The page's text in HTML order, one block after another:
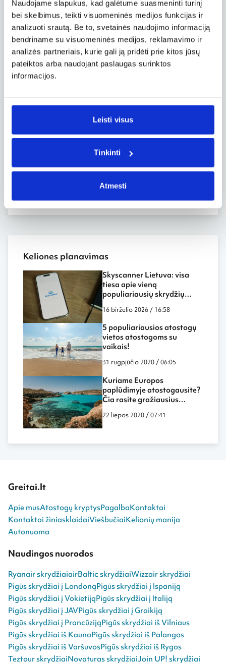
Naudojame slapukus, kad galėtume suasmeninti turinį
bei skelbimus, teikti visuomeninės medijos funkcijas ir
analizuoti srautą. Be to, svetainės naudojimo informaciją
bendriname su visuomeninės medijos, reklamavimo ir
analizės partneriais, kurie gali ją pridėti prie kitos jūsų
pateiktos arba naudojant paslaugas surinktos
informacijos.
Leisti visus
Tinkinti
Atmesti
Žiemą taip pat naudinga apsisaugoti ir nuo
saulės. Sniegas, na dar vanduo, kaip niekas
kitas, gerai atspindi saulės šviesą. Eidami
fotografuoti pagalvokite, galbūt vertą užsidėti
akinius bei pasitepti veidą kremu nuo saulės.
Lauke apsaugokite ir turimą įrangą. Laikykite
ją specialioje kuprinėje ar krepšyje, juos
Kai kurie fotografai, eidami fotografuoti,
apsaugo fotoaparatą nuo krentančio snigo.
Taip pat galima įsigyti ir specialių vandeniui
Kaip apsaugoti save ir fotoaparatą jau
žiemą dalyje kalbėsime apie patį
fotografavimą.
Keliones planavimas
Skyscanner Lietuva: visa
tiesa apie vieną
populiariausių skrydžių
16 birželio 2026 / 16:58
5 populiariausios atostogų
vietos atostogoms su
vaikais!
31 rugpjūčio 2020 / 06:05
Kuriame Europos
paplūdimyje atostogausite?
Čia rasite gražiausius
paplūdimius!
22 liepos 2020 / 07:41
Greitai.lt
Apie musAtostogų kryptysPagalbaKontaktai
Kontaktai žiniasklaidaiViešbučiaiKelionių manija
Autonuoma
Naudingos nuorodos
Ryanair skrydžiaiairBaltic skrydžiaiWizzair skrydžiai
Pigūs skrydžiai į LondonąPigūs skrydžiai į Ispaniją
Pigūs skrydžiai į VokietijąPigūs skrydžiai į Italiją
Pigūs skrydžiai į JAVPigūs skrydžiai į Graikiją
Pigūs skrydžiai į PrancūzijąPigūs skrydžiai iš Vilniaus
Pigūs skrydžiai iš KaunoPigūs skrydžiai iš Palangos
Pigūs skrydžiai iš VaršuvosPigūs skrydžiai iš Rygos
Teztour skrydžiaiNovaturas skrydžiaiJoin UP! skrydžiai